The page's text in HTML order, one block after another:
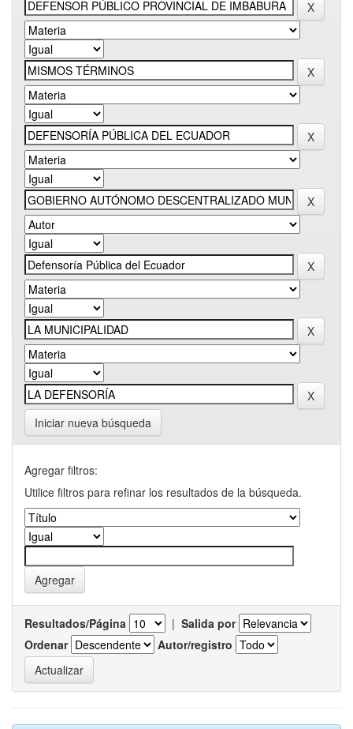
Iniciar nueva búsqueda
Agregar filtros:
Utilice filtros para refinar los resultados de la búsqueda.
Resultados/Página | Salida por
Ordenar
Autor/registro